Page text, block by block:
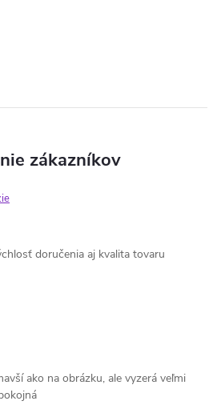
zákazníkov
doručenia aj kvalita tovaru
ako na obrázku, ale vyzerá veľmi